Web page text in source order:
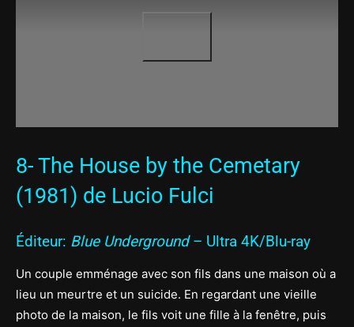
8- The House by the Cemetary
(1981) de Lucio Fulci
Éditeur: Blue Underground– Ultra 4K/Blu-ray
Un couple emménage avec son fils dans une maison où a
lieu un meurtre et un suicide. En regardant une vieille
photo de la maison, le fils voit une fille à la fenêtre, puis